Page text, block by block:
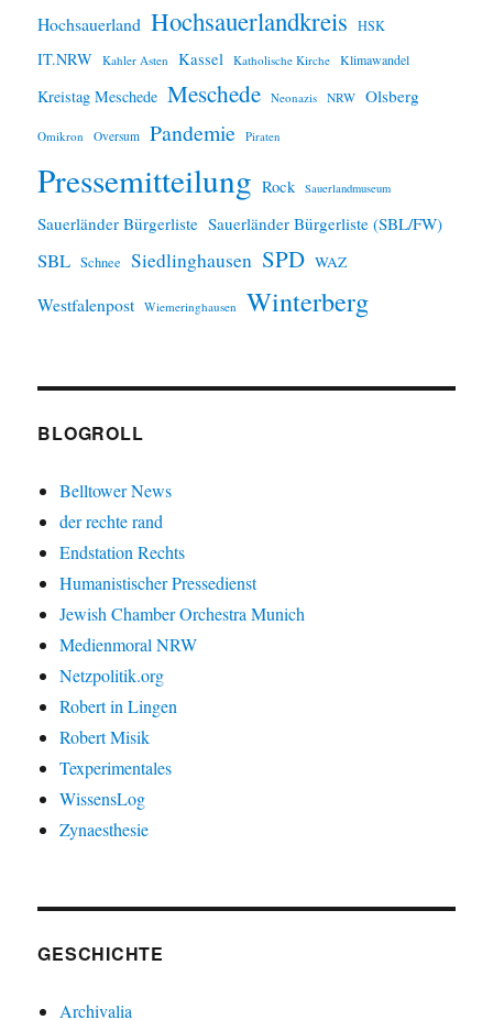
Hochsauerland Hochsauerlandkreis HSK
IT.NRW Kahler Asten Kassel Katholische Kirche Klimawandel
Kreistag Meschede Meschede Neonazis NRW Olsberg
Omikron Oversum Pandemie Piraten
Pressemitteilung Rock Sauerlandmuseum
Sauerländer Bürgerliste Sauerländer Bürgerliste (SBL/FW)
SBL Schnee Siedlinghausen SPD WAZ
Westfalenpost Wiemeringhausen Winterberg
BLOGROLL
Belltower News
der rechte rand
Endstation Rechts
Humanistischer Pressedienst
Jewish Chamber Orchestra Munich
Medienmoral NRW
Netzpolitik.org
Robert in Lingen
Robert Misik
Texperimentales
WissensLog
Zynaesthesie
GESCHICHTE
Archivalia